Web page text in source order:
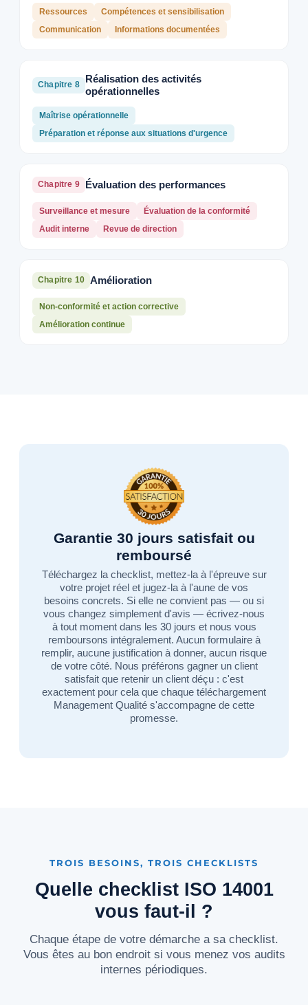
Ressources
Compétences et sensibilisation
Communication
Informations documentées
Chapitre 8
Réalisation des activités
opérationnelles
Maîtrise opérationnelle
Préparation et réponse aux situations d'urgence
Chapitre 9 Évaluation des performances
Surveillance et mesure
Évaluation de la conformité
Audit interne
Revue de direction
Chapitre 10 Amélioration
Non-conformité et action corrective
Amélioration continue
Garantie 30 jours satisfait ou
remboursé
Téléchargez la checklist, mettez-la à l'épreuve sur
votre projet réel et jugez-la à l'aune de vos
besoins concrets. Si elle ne convient pas — ou si
vous changez simplement d'avis — écrivez-nous
à tout moment dans les 30 jours et nous vous
remboursons intégralement. Aucun formulaire à
remplir, aucune justification à donner, aucun risque
de votre côté. Nous préférons gagner un client
satisfait que retenir un client déçu : c'est
exactement pour cela que chaque téléchargement
Management Qualité s'accompagne de cette
promesse.
TROIS BESOINS, TROIS CHECKLISTS
Quelle checklist ISO 14001
vous faut-il ?
Chaque étape de votre démarche a sa checklist.
Vous êtes au bon endroit si vous menez vos audits
internes périodiques.